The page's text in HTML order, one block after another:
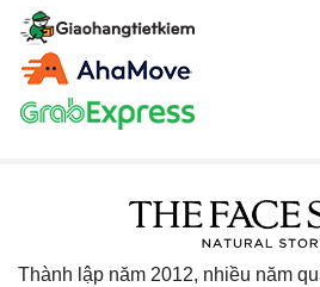
Thành lập năm 2012, nhiều năm